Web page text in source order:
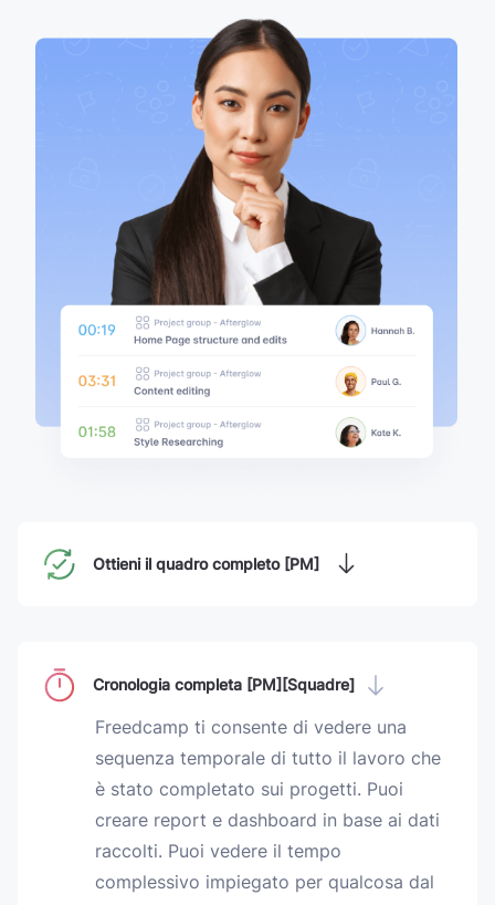
Ottieni il quadro completo [PM]
Cronologia completa [PM][Squadre]
Freedcamp ti consente di vedere una
sequenza temporale di tutto il lavoro che
è stato completato sui progetti. Puoi
creare report e dashboard in base ai dati
raccolti. Puoi vedere il tempo
complessivo impiegato per qualcosa dal